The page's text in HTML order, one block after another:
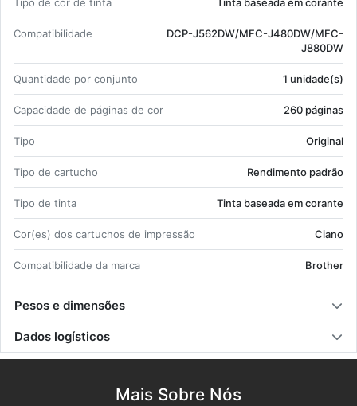
Tipo de cor de tinta Tinta ba­seada em co­rante
Com­pa­ti­bi­li­dade
DCP-J562DW/MFC-J480DW/MFC-
J880DW
Quan­ti­dade por con­junto 1 uni­dade(s)
Ca­pa­ci­dade de pá­ginas de cor 260 pá­ginas
Tipo Ori­ginal
Tipo de car­tucho Ren­di­mento pa­drão
Tipo de tinta Tinta ba­seada em co­rante
Cor(es) dos car­tu­chos de im­pressão Ciano
Com­pa­ti­bi­li­dade da marca Brother
Pesos e dimensões
Dados logísticos
Mais Sobre Nós